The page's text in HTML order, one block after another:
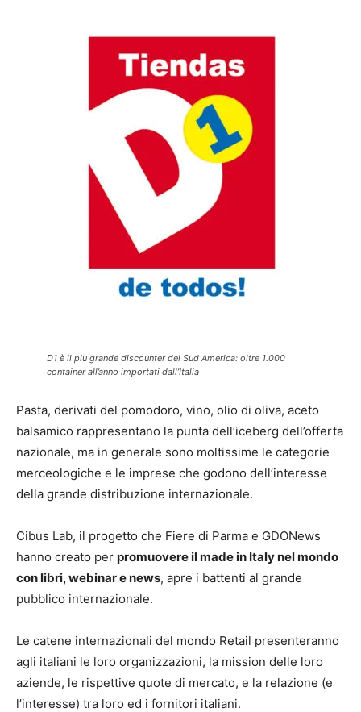
D1 è il più grande discounter del Sud America: oltre 1.000
container all’anno importati dall’Italia
Pasta, derivati del pomodoro, vino, olio di oliva, aceto
balsamico rappresentano la punta dell’iceberg dell’offerta
nazionale, ma in generale sono moltissime le categorie
merceologiche e le imprese che godono dell’interesse
della grande distribuzione internazionale.
Cibus Lab, il progetto che Fiere di Parma e GDONews
hanno creato per promuovere il made in Italy nel mondo
con libri, webinar e news, apre i battenti al grande
pubblico internazionale.
Le catene internazionali del mondo Retail presenteranno
agli italiani le loro organizzazioni, la mission delle loro
aziende, le rispettive quote di mercato, e la relazione (e
l’interesse) tra loro ed i fornitori italiani.